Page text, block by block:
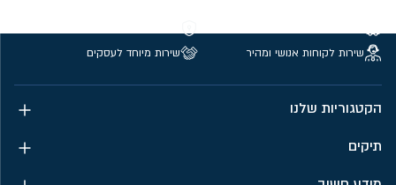
שירות לקוחות אנושי ומהיר
שירות מיוחד לעסקים
הקטגוריות שלנו
תיקים